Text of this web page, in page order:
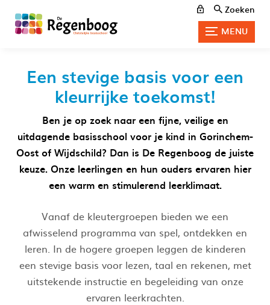
Zoeken
MENU
Een stevige basis voor een
kleurrijke toekomst!
Ben je op zoek naar een fijne, veilige en
uitdagende basisschool voor je kind in Gorinchem-
Oost of Wijdschild? Dan is De Regenboog de juiste
keuze. Onze leerlingen en hun ouders ervaren hier
een warm en stimulerend leerklimaat.
Vanaf de kleutergroepen bieden we een
afwisselend programma van spel, ontdekken en
leren. In de hogere groepen leggen de kinderen
een stevige basis voor lezen, taal en rekenen, met
uitstekende instructie en begeleiding van onze
ervaren leerkrachten.